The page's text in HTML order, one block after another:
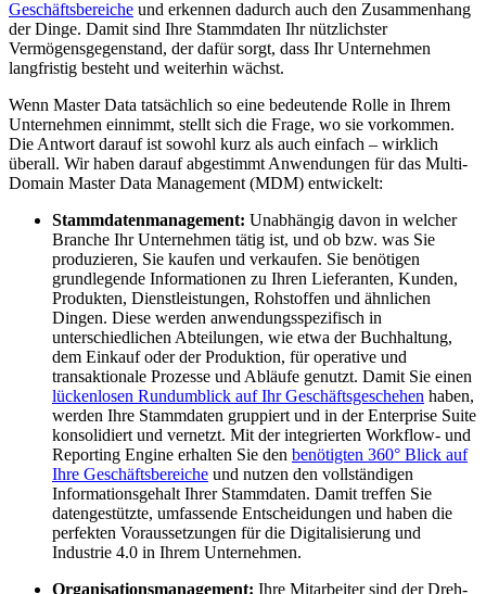
Geschäftsbereiche und erkennen dadurch auch den Zusammenhang
der Dinge. Damit sind Ihre Stammdaten Ihr nützlichster
Vermögensgegenstand, der dafür sorgt, dass Ihr Unternehmen
langfristig besteht und weiterhin wächst.
Wenn Master Data tatsächlich so eine bedeutende Rolle in Ihrem
Unternehmen einnimmt, stellt sich die Frage, wo sie vorkommen.
Die Antwort darauf ist sowohl kurz als auch einfach – wirklich
überall. Wir haben darauf abgestimmt Anwendungen für das Multi-
Domain Master Data Management (MDM) entwickelt:
Stammdatenmanagement: Unabhängig davon in welcher
Branche Ihr Unternehmen tätig ist, und ob bzw. was Sie
produzieren, Sie kaufen und verkaufen. Sie benötigen
grundlegende Informationen zu Ihren Lieferanten, Kunden,
Produkten, Dienstleistungen, Rohstoffen und ähnlichen
Dingen. Diese werden anwendungsspezifisch in
unterschiedlichen Abteilungen, wie etwa der Buchhaltung,
dem Einkauf oder der Produktion, für operative und
transaktionale Prozesse und Abläufe genutzt. Damit Sie einen
lückenlosen Rundumblick auf Ihr Geschäftsgeschehen haben,
werden Ihre Stammdaten gruppiert und in der Enterprise Suite
konsolidiert und vernetzt. Mit der integrierten Workflow- und
Reporting Engine erhalten Sie den benötigten 360° Blick auf
Ihre Geschäftsbereiche und nutzen den vollständigen
Informationsgehalt Ihrer Stammdaten. Damit treffen Sie
datengestützte, umfassende Entscheidungen und haben die
perfekten Voraussetzungen für die Digitalisierung und
Industrie 4.0 in Ihrem Unternehmen.
Organisationsmanagement: Ihre Mitarbeiter sind der Dreh-